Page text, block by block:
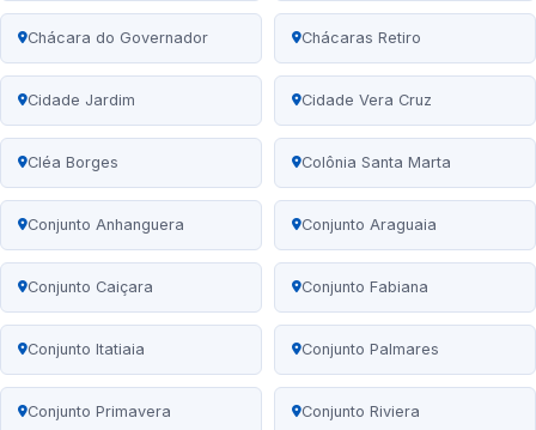
Chácara do Governador Chácaras Retiro
Cidade Jardim Cidade Vera Cruz
Cléa Borges Colônia Santa Marta
Conjunto Anhanguera Conjunto Araguaia
Conjunto Caiçara Conjunto Fabiana
Conjunto Itatiaia Conjunto Palmares
Conjunto Primavera Conjunto Riviera